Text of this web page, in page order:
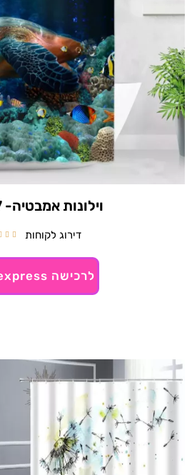
וילונות אמבטיה- 37 ₪~
דירוג לקוחות 

לרכישה aliexpress